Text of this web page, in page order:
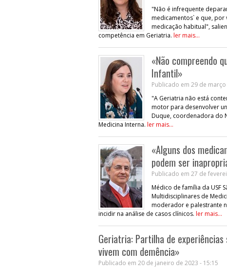
"Não é infrequente
medicamentos` e que,
medicação habitual",
competência em Geriatria. ler mais...
«Não compreendo
Infantil»
Publicado em 29 de
"A Geriatria não está
motor para desenvolver
Duque, coordenadora do
Medicina Interna. ler mais...
«Alguns dos
podem ser
Publicado em 27 de
Médico de família da USF
Multidisciplinares de
moderador e palestrante
incidir na análise de casos clínicos. ler mais...
Geriatria: Partilha de
vivem com demência»
Publicado em 20 de janeiro de 2023 - 15:15